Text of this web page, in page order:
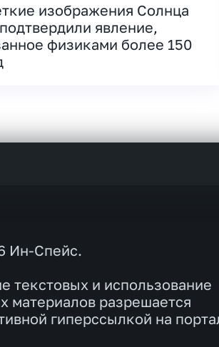
изображения Солнца
явление,
физиками более 150
Ин-Спейс.
текстовых и использование
материалов разрешается
гиперссылкой на